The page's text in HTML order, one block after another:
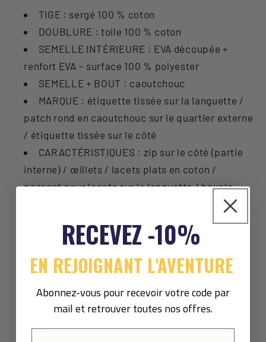
TIGE : sergé 100 % coton
DOUBLURE : toile 100 % coton
SEMELLE INTÉRIEURE : EVA découpée +
renfort EVA – surface 100 % polyester
SEMELLE + BOUT : caoutchouc
MARQUE : étiquette tissée sur la languette /
patch rond en caoutchouc sur le quartier externe
/ étiquette tissée sur le côté
CARACTÉRISTIQUES : zip sur le côté (partie
interne) / œillets / lacets plats en coton /
passant pour lacets sur la languette / boucle
RECEVEZ -10%
EN REJOIGNANT L'AVENTURE
Abonnez-vous pour recevoir votre code par
mail et retrouver toutes nos offres.